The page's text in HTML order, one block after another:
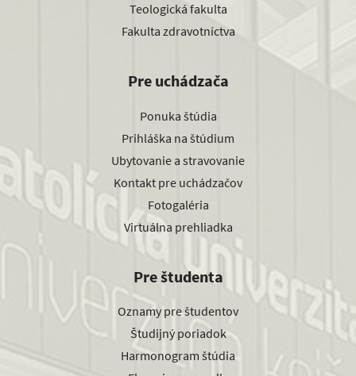
Teologická fakulta
Fakulta zdravotníctva
Pre uchádzača
Ponuka štúdia
Prihláška na štúdium
Ubytovanie a stravovanie
Kontakt pre uchádzačov
Fotogaléria
Virtuálna prehliadka
Pre študenta
Oznamy pre študentov
Študijný poriadok
Harmonogram štúdia